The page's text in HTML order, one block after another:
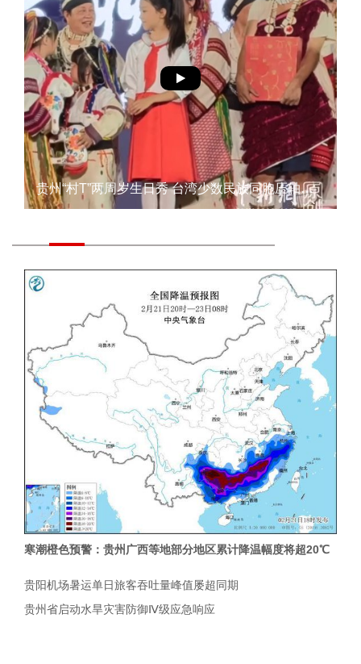
贵州“村T”两周岁生日秀 台湾少数民族同胞压轴入场掌声沸腾23
寒潮橙色预警：贵州广西等地部分地区累计降温幅度将超20℃
贵阳机场暑运单日旅客吞吐量峰值屡超同期
贵州省启动水旱灾害防御Ⅳ级应急响应